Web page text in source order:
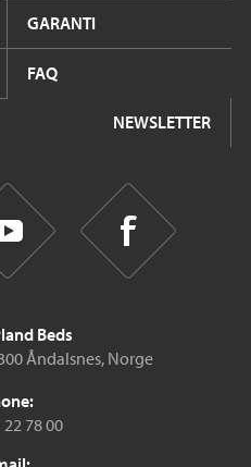
GARANTI
FAQ
NEWSLETTER
Beds
Åndalsnes, Norge
78 00